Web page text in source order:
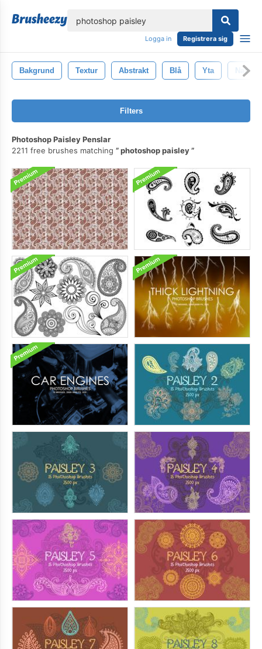
Logga in Registrera sig
Bakgrund Textur Abstrakt Blå Yta Natur
Filters
Photoshop Paisley Penslar
2211 free brushes matching
photoshop paisley